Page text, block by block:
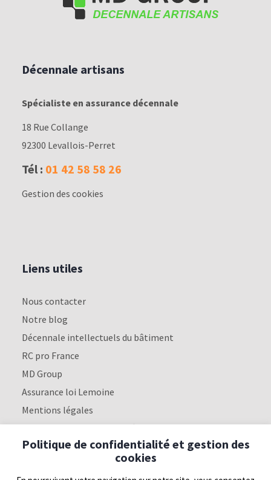
Décennale artisans
Spécialiste en assurance décennale
18 Rue Collange
92300 Levallois-Perret
Tél : 01 42 58 58 26
Gestion des cookies
Liens utiles
Nous contacter
Notre blog
Décennale intellectuels du bâtiment
RC pro France
MD Group
Assurance loi Lemoine
Mentions légales
Politique de confidentialité
Politique de confidentialité et gestion des
cookies